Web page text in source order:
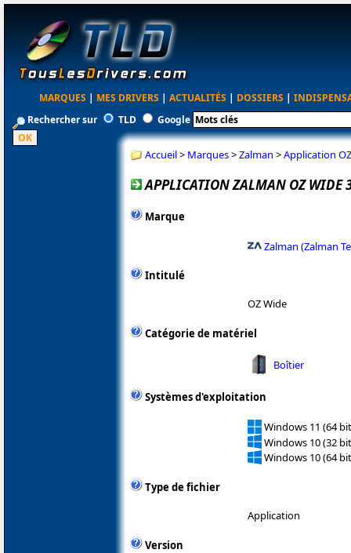
MARQUES | MES DRIVERS | ACTUALITÉS | DOSSIERS |
Rechercher sur
TLD Google
Accueil> Marques>Zalman >Application
APPLICATION ZALMAN OZ WIDE
Marque
Zalman (Zalman
Intitulé
OZ Wide
Catégorie de matériel
Boîtier
Systèmes d'exploitation
Windows 11 (64
Windows 10 (32
Windows 10 (64
Type de fichier
Application
Version